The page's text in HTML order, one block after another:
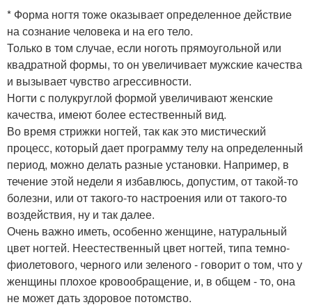
* Форма ногтя тоже оказывает определенное действие
на сознание человека и на его тело.
Только в том случае, если ноготь прямоугольной или
квадратной формы, то он увеличивает мужские качества
и вызывает чувство агрессивности.
Ногти с полукруглой формой увеличивают женские
качества, имеют более естественный вид.
Во время стрижки ногтей, так как это мистический
процесс, который дает программу телу на определенный
период, можно делать разные установки. Например, в
течение этой недели я избавлюсь, допустим, от такой-то
болезни, или от такого-то настроения или от такого-то
воздействия, ну и так далее.
Очень важно иметь, особенно женщине, натуральный
цвет ногтей. Неестественный цвет ногтей, типа темно-
фиолетового, черного или зеленого - говорит о том, что у
женщины плохое кровообращение, и, в общем - то, она
не может дать здоровое потомство.